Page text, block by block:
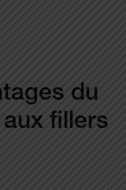
du
fillers